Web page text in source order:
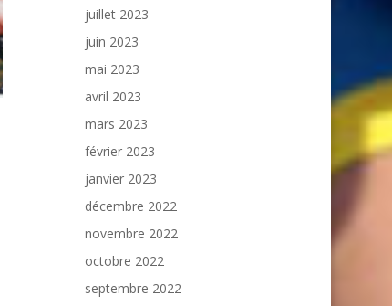
juillet 2023
juin 2023
mai 2023
avril 2023
mars 2023
février 2023
janvier 2023
décembre 2022
novembre 2022
octobre 2022
septembre 2022